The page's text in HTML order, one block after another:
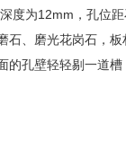
度为12mm，孔位
石、磨光花岗石，
的孔壁轻轻剔一道